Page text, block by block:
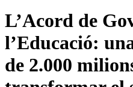
L’Acord de
l’Educació:
de 2.000